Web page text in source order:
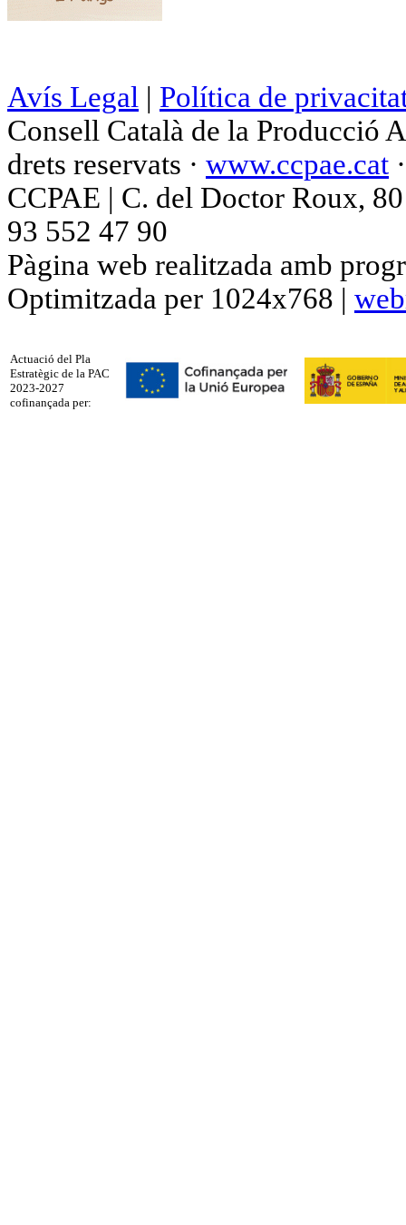
Avís Legal | Política de
Consell Català de la Producció
drets reservats · www.ccpae.cat
CCPAE | C. del Doctor Roux,
93 552 47 90
Pàgina web realitzada amb
Optimitzada per 1024x768 |
Actuació del Pla
Estratègic de la PAC
2023-2027
cofinançada per: